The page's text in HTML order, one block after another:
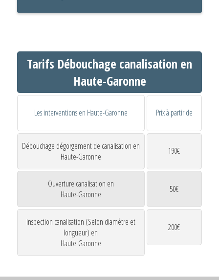
Tarifs Débouchage canalisation en
Haute-Garonne
Les interventions en Haute-Garonne Prix à partir de
Débouchage dégorgement de canalisation en
Haute-Garonne
190€
Ouverture canalisation en
Haute-Garonne
50€
Inspection canalisation (Selon diamètre et
longueur) en
Haute-Garonne
200€